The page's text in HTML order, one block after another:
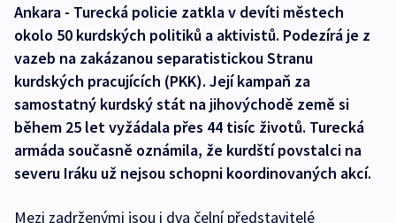
Ankara - Turecká policie zatkla v devíti městech
okolo 50 kurdských politiků a aktivistů. Podezírá je z
vazeb na zakázanou separatistickou Stranu
kurdských pracujících (PKK). Její kampaň za
samostatný kurdský stát na jihovýchodě země si
během 25 let vyžádala přes 44 tisíc životů. Turecká
armáda současně oznámila, že kurdští povstalci na
severu Iráku už nejsou schopni koordinovaných akcí.
Mezi zadrženými jsou i dva čelní představitelé